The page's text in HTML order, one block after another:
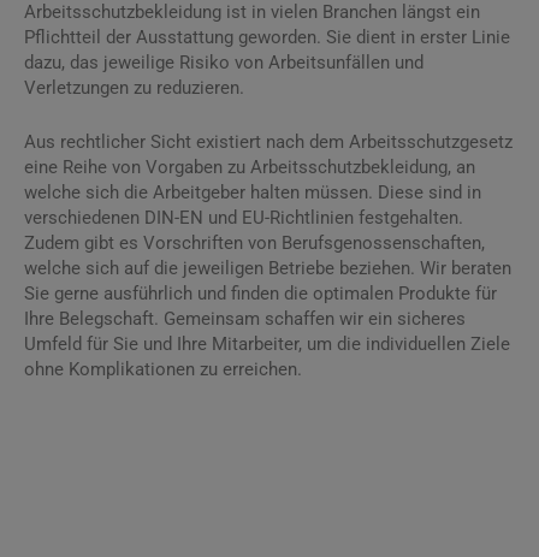
Arbeitsschutzbekleidung ist in vielen Branchen längst ein
Pflichtteil der Ausstattung geworden. Sie dient in erster Linie
dazu, das jeweilige Risiko von Arbeitsunfällen und
Verletzungen zu reduzieren.
Aus rechtlicher Sicht existiert nach dem Arbeitsschutzgesetz
eine Reihe von Vorgaben zu Arbeitsschutzbekleidung, an
welche sich die Arbeitgeber halten müssen. Diese sind in
verschiedenen DIN-EN und EU-Richtlinien festgehalten.
Zudem gibt es Vorschriften von Berufsgenossenschaften,
welche sich auf die jeweiligen Betriebe beziehen. Wir beraten
Sie gerne ausführlich und finden die optimalen Produkte für
Ihre Belegschaft. Gemeinsam schaffen wir ein sicheres
Umfeld für Sie und Ihre Mitarbeiter, um die individuellen Ziele
ohne Komplikationen zu erreichen.